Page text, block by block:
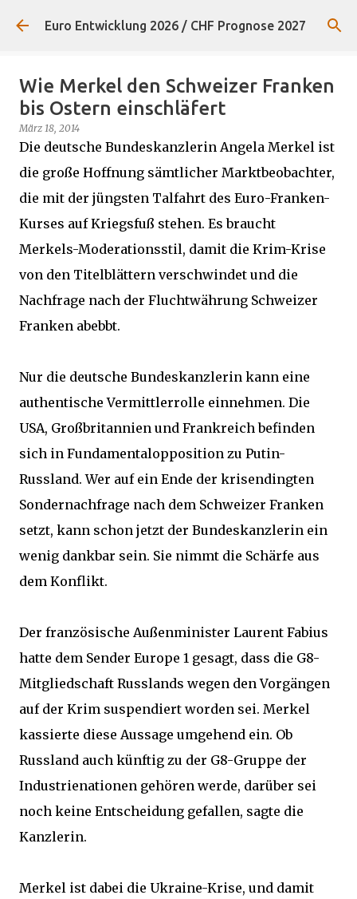
Direkt zum Hauptbereich
Euro Entwicklung 2026 / CHF Prognose 2027
Wie Merkel den Schweizer Franken
bis Ostern einschläfert
März 18, 2014
Die deutsche Bundeskanzlerin Angela Merkel ist
die große Hoffnung sämtlicher Marktbeobachter,
die mit der jüngsten Talfahrt des Euro-Franken-
Kurses auf Kriegsfuß stehen. Es braucht
Merkels-Moderationsstil, damit die Krim-Krise
von den Titelblättern verschwindet und die
Nachfrage nach der Fluchtwährung Schweizer
Franken abebbt.
Nur die deutsche Bundeskanzlerin kann eine
authentische Vermittlerrolle einnehmen. Die
USA, Großbritannien und Frankreich befinden
sich in Fundamentalopposition zu Putin-
Russland. Wer auf ein Ende der krisendingten
Sondernachfrage nach dem Schweizer Franken
setzt, kann schon jetzt der Bundeskanzlerin ein
wenig dankbar sein. Sie nimmt die Schärfe aus
dem Konflikt.
Der französische Außenminister Laurent Fabius
hatte dem Sender Europe 1 gesagt, dass die G8-
Mitgliedschaft Russlands wegen den Vorgängen
auf der Krim suspendiert worden sei. Merkel
kassierte diese Aussage umgehend ein. Ob
Russland auch künftig zu der G8-Gruppe der
Industrienationen gehören werde, darüber sei
noch keine Entscheidung gefallen, sagte die
Kanzlerin.
Merkel ist dabei die Ukraine-Krise, und damit